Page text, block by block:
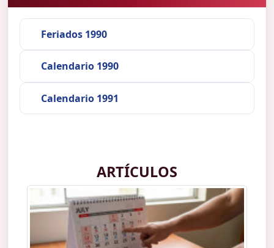
Feriados 1990
Calendario 1990
Calendario 1991
ARTÍCULOS